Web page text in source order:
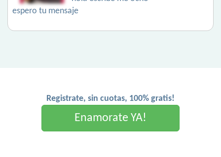
espero tu mensaje
Registrate, sin cuotas, 100% gratis!
Enamorate YA!